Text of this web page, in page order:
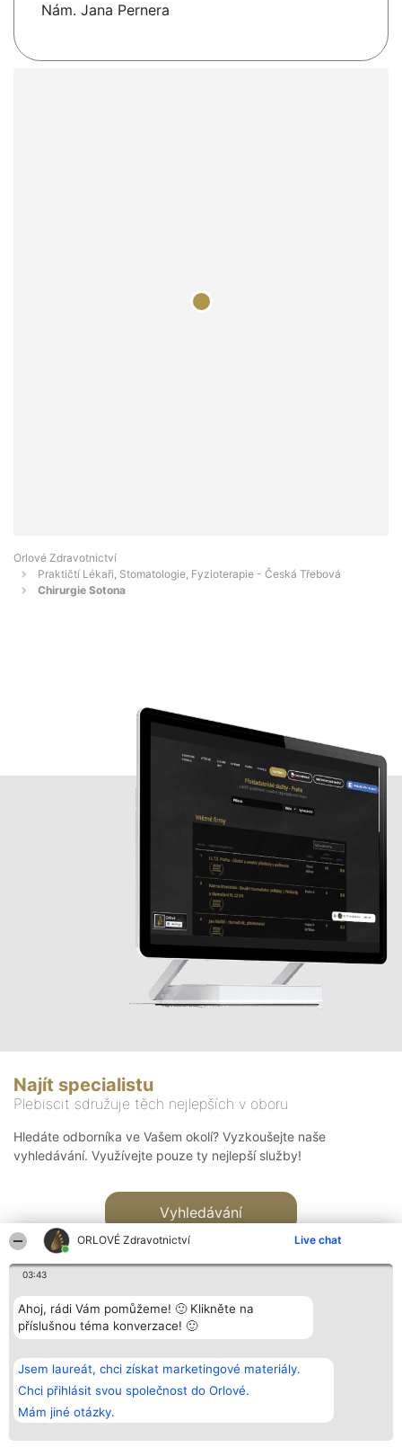
ORLOVÉ Zdravotnictví Live chat
03:43
Ahoj, rádi Vám pomůžeme! 🙂 Klikněte na
příslušnou téma konverzace! 🙂
Jsem laureát, chci získat marketingové materiály.
Chci přihlásit svou společnost do Orlové.
Mám jiné otázky.
Nám. Jana Pernera
Orlové Zdravotnictví
Praktičtí Lékaři, Stomatologie, Fyzioterapie - Česká Třebová
Chirurgie Sotona
Najít specialistu
Plebiscit sdružuje těch nejlepších v oboru
Hledáte odborníka ve Vašem okolí? Vyzkoušejte naše
vyhledávání. Využívejte pouze ty nejlepší služby!
Vyhledávání
Bright Side Solutions sp. z o.
o. sp. k.
ul. Ruska 22
Wrocław 50-079
KRS 0000749100 | Regon
381313360 | NIP 8943132676
Vítězové
Seznam všech
laureátů
Zásady
Zásady
Kontakt